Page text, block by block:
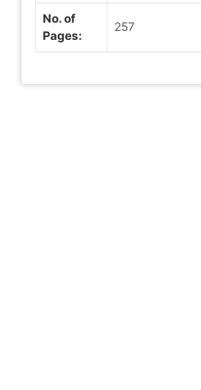
No. of
Pages:
257